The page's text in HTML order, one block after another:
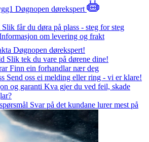
Døgnopen dørekspert
Slik får du døra på plass - steg for steg
om levering og frakt
Døgnopen dørekspert!
Slik tek du vare på dørene dine!
Finn ein forhandlar nær deg
Send oss ei melding eller ring - vi er klare!
og garanti Kva gjer du ved feil, skade
Svar på det kundane lurer mest på